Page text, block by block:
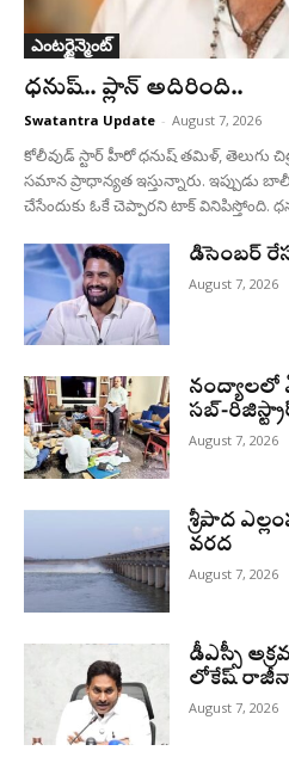
ఎంటర్టైన్మెంట్
ధనుష్‌.. ప్లాన్ అదిరింది..
Swatantra Update - August 7, 2026
కోలీవుడ్ స్టార్ హీరో ధనుష్ తమిళ్, తెలుగు
సమాన ప్రాధాన్యత ఇస్తున్నారు. ఇప్పుడు
చేసేందుకు ఓకే చెప్పారని టాక్ వినిపిస్తోంది.
డిసెంబర్
August 7, 2026
నంద్యాలలో
సబ్-
August 7, 2026
శ్రీపాద
వరద
August 7, 2026
డీఎస్సీ
లోకేష్‌
August 7, 2026